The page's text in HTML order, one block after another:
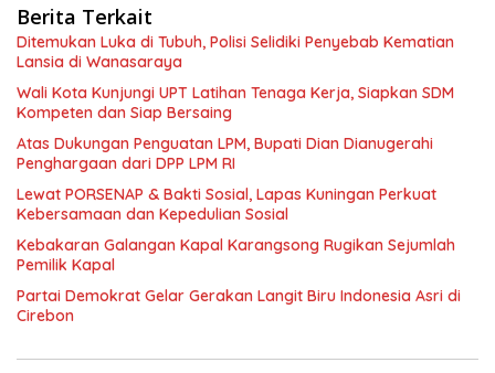
Berita Terkait
Ditemukan Luka di Tubuh, Polisi Selidiki Penyebab Kematian
Lansia di Wanasaraya
Wali Kota Kunjungi UPT Latihan Tenaga Kerja, Siapkan SDM
Kompeten dan Siap Bersaing
Atas Dukungan Penguatan LPM, Bupati Dian Dianugerahi
Penghargaan dari DPP LPM RI
Lewat PORSENAP & Bakti Sosial, Lapas Kuningan Perkuat
Kebersamaan dan Kepedulian Sosial
Kebakaran Galangan Kapal Karangsong Rugikan Sejumlah
Pemilik Kapal
Partai Demokrat Gelar Gerakan Langit Biru Indonesia Asri di
Cirebon